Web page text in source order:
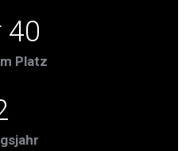
40
Platz